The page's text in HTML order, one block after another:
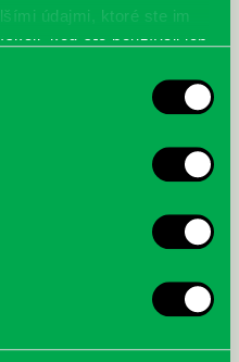
údajmi, ktoré ste im
keď ste používali ich